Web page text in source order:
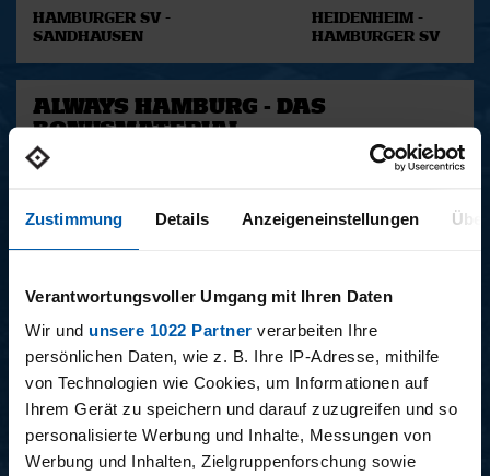
Zustimmung Details Anzeigeneinstellungen
Verantwortungsvoller Umgang mit Ihren Daten
Wir und unsere 1022 Partner verarbeiten Ihre
persönlichen Daten, wie z. B. Ihre IP-Adresse, mithilfe
von Technologien wie Cookies, um Informationen auf
Ihrem Gerät zu speichern und darauf zuzugreifen und so
personalisierte Werbung und Inhalte, Messungen von
Werbung und Inhalten, Zielgruppenforschung sowie
HAMBURGER SV -
SANDHAUSEN
HEIDENHEIM -
HAMBURGER SV
ALWAYS HAMBURG - DAS
BONUSMATERIAL
15.12.2025
15 - STAFF-TALK
11.12.2025
14 - STÜBI
BUNDESLIGA SAISON 2025/2026